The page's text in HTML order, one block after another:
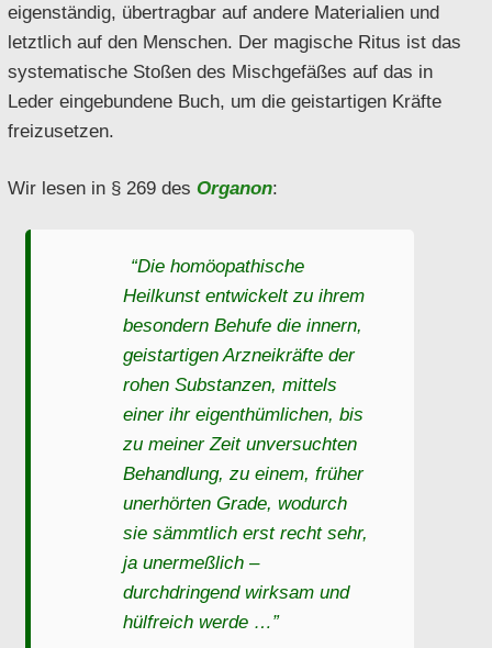
eigenständig, übertragbar auf andere Materialien und
letztlich auf den Menschen. Der magische Ritus ist das
systematische Stoßen des Mischgefäßes auf das in
Leder eingebundene Buch, um die geistartigen Kräfte
freizusetzen.
Wir lesen in § 269 des Organon:
“Die homöopathische
Heilkunst entwickelt zu ihrem
besondern Behufe die innern,
geistartigen Arzneikräfte der
rohen Substanzen, mittels
einer ihr eigenthümlichen, bis
zu meiner Zeit unversuchten
Behandlung, zu einem, früher
unerhörten Grade, wodurch
sie sämmtlich erst recht sehr,
ja unermeßlich –
durchdringend wirksam und
hülfreich werde …”